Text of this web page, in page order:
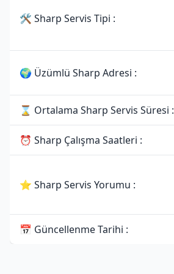
🛠 Sharp Servis Tipi :
🌍 Üzümlü Sharp Adresi :
⌛ Ortalama Sharp Servis Süresi :
⏰ Sharp Çalışma Saatleri :
⭐ Sharp Servis Yorumu :
📅 Güncellenme Tarihi :